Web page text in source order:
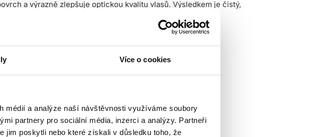
Více o cookies
médií a analýze naší návštěvnosti využíváme soubory
partnery pro sociální média, inzerci a analýzy. Partneři
jim poskytli nebo které získali v důsledku toho, že
a výrazně zlepšuje optickou kvalitu vlasů. Výsledkem je čistý,